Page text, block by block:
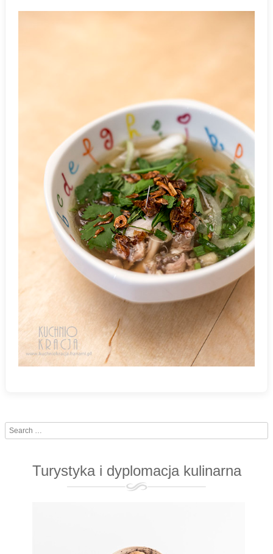
Search
Turystyka i dyplomacja kulinarna